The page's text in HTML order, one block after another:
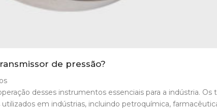
de pressão?
desses instrumentos essenciais para a indústria. Os
em indústrias, incluindo petroquímica,